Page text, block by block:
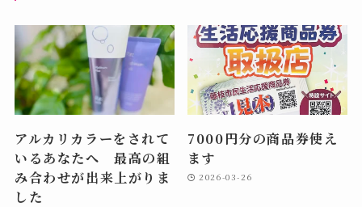
アルカリカラーをされて
いるあなたへ 最高の組
み合わせが出来上がりま
した
7000円分の商品券使え
ます
2026-03-26